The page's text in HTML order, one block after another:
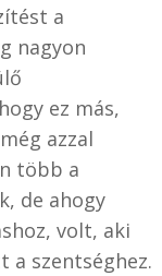
a
nagyon
ez más,
azzal
több a
de ahogy
volt, aki
a szentséghez.